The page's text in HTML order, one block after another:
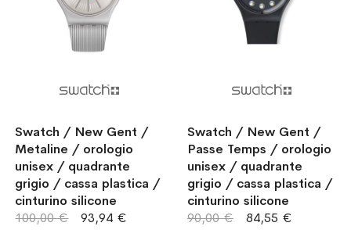
Swatch / New Gent /
Metaline / orologio
unisex / quadrante
grigio / cassa plastica /
cinturino silicone
93,94 €
100,00 €
Swatch / New Gent /
Passe Temps / orologio
unisex / quadrante
grigio / cassa plastica /
cinturino silicone
84,55 €
90,00 €